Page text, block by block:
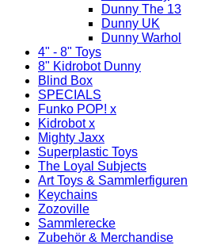
Dunny The 13
Dunny UK
Dunny Warhol
4" - 8" Toys
8" Kidrobot Dunny
Blind Box
SPECIALS
Funko POP! x
Kidrobot x
Mighty Jaxx
Superplastic Toys
The Loyal Subjects
Art Toys & Sammlerfiguren
Keychains
Zozoville
Sammlerecke
Zubehör & Merchandise